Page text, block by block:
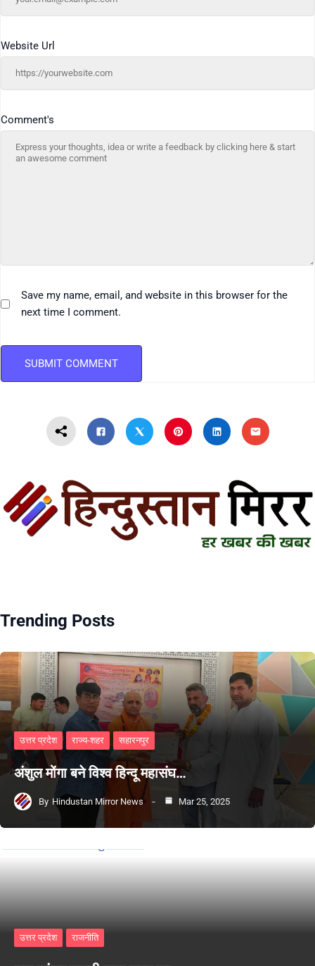
Comment's
Website Url
Save my name, email, and website in this browser for the
next time I comment.
Trending Posts
उत्तर प्रदेश राज्य-शहर सहारनपुर
अंशुल मोंगा बने विश्व हिन्दू महासंघ…
By Hindustan Mirror News Mar 25, 2025
उत्तर प्रदेश राजनीति